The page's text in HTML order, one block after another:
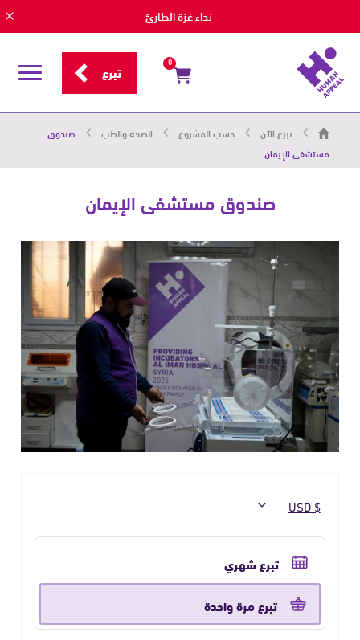
نداء غزة الطارئ
0 تبرع
قائمة
هيومان
أبيل
|
حاضرون
من
تبرع الآن حسب المشروع الصحة والطب
صندوق
مستشفى الإيمان
صندوق مستشفى الإيمان
حدد
تكرار
التبرع
تبرع شهري
تبرع مرة واحدة